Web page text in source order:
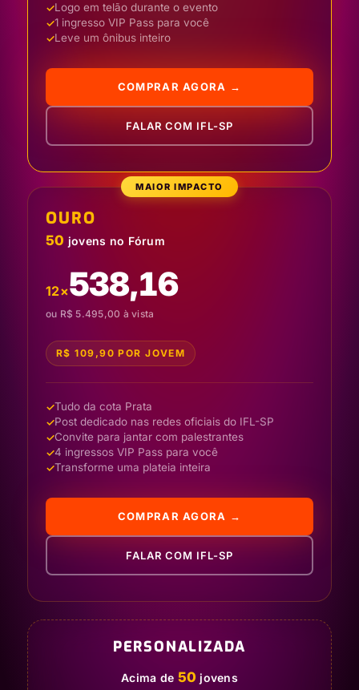
Logo em telão durante o evento
1 ingresso VIP Pass para você
Leve um ônibus inteiro
COMPRAR AGORA →
FALAR COM IFL-SP
MAIOR IMPACTO
OURO
50 jovens no Fórum
12×538,16
ou R$ 5.495,00 à vista
R$ 109,90 POR JOVEM
Tudo da cota Prata
Post dedicado nas redes oficiais do IFL-SP
Convite para jantar com palestrantes
4 ingressos VIP Pass para você
Transforme uma plateia inteira
COMPRAR AGORA →
FALAR COM IFL-SP
PERSONALIZADA
Acima de 50 jovens